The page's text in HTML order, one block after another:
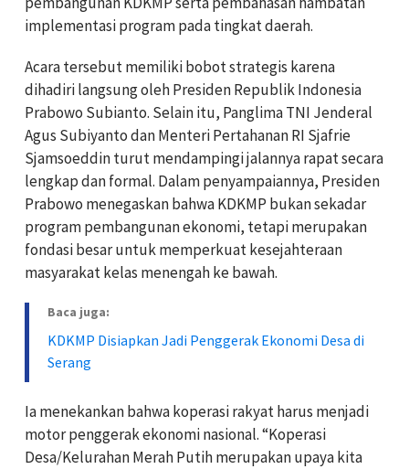
implementasi program pada tingkat daerah.
Acara tersebut memiliki bobot strategis karena
dihadiri langsung oleh Presiden Republik Indonesia
Prabowo Subianto. Selain itu, Panglima TNI Jenderal
Agus Subiyanto dan Menteri Pertahanan RI Sjafrie
Sjamsoeddin turut mendampingi jalannya rapat secara
lengkap dan formal. Dalam penyampaiannya, Presiden
Prabowo menegaskan bahwa KDKMP bukan sekadar
program pembangunan ekonomi, tetapi merupakan
fondasi besar untuk memperkuat kesejahteraan
masyarakat kelas menengah ke bawah.
Baca juga:
KDKMP Disiapkan Jadi Penggerak Ekonomi Desa di
Serang
Ia menekankan bahwa koperasi rakyat harus menjadi
motor penggerak ekonomi nasional. “Koperasi
Desa/Kelurahan Merah Putih merupakan upaya kita